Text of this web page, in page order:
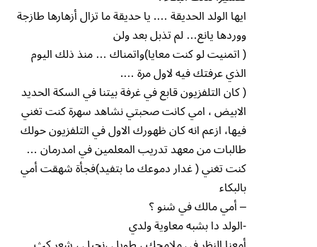
ايها الولد الحديقة …. يا حديقة ما تزال أزهارها طازجة
ووردها يانع… لم تذبل بعد ولن
( اتمنيت لو كنت معايا)واتمناك … منذ ذلك اليوم
الذي عرفتك فيه لاول مرة ….
( كان التلفزيون قابع في غرفة بيتنا في السكة الحديد
الابيض ، امي كانت صحبتي نشاهد سهرة كنت تغني
فيها، ازعم انه كان ظهورك الاول في التلفزيون حولك
طالبات من معهد تدريب المعلمين في امدرمان …
كنت تغني ( غدار دموعك ما بتفيد)فجأة شهقت أمي
بالبكاء
– أمي مالك في شنو ؟
-الولد دا بشبه معاوية ولدي